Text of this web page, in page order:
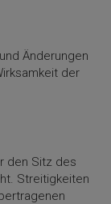
Änderungen
der
den Sitz des
Streitigkeiten